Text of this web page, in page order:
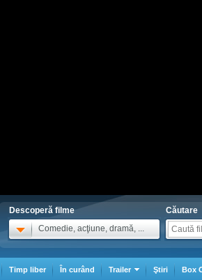
Descoperă filme
Comedie, acţiune, dramă, ...
Căutare
Timp liber În curând Trailer Ştiri Box